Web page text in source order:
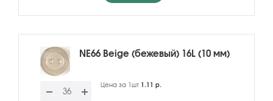
NE66 Beige (бежевый) 16L (10 мм)
Цена за 1шт 1.11 р.